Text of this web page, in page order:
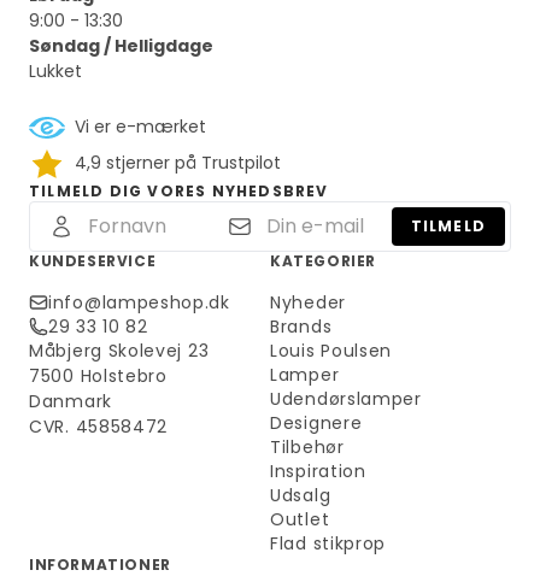
9:00 - 13:30
Søndag / Helligdage
Lukket
Vi er e-mærket
4,9 stjerner på Trustpilot
TILMELD DIG VORES NYHEDSBREV
TILMELD
KUNDESERVICE
info@lampeshop.dk
29 33 10 82
Måbjerg Skolevej 23
7500 Holstebro
Danmark
CVR. 45858472
KATEGORIER
Nyheder
Brands
Louis Poulsen
Lamper
Udendørslamper
Designere
Tilbehør
Inspiration
Udsalg
Outlet
Flad stikprop
INFORMATIONER